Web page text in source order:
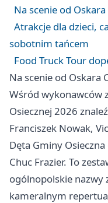
Na scenie od
Atrakcje dla dzieci,
sobotnim tańcem
Food Truck Tour
Na scenie od Oskara
Wśród wykonawców
Osiecznej 2026
Franciszek Nowak,
Dęta Gminy
Chuc Frazier. To
ogólnopolskie nazwy
kameralnym